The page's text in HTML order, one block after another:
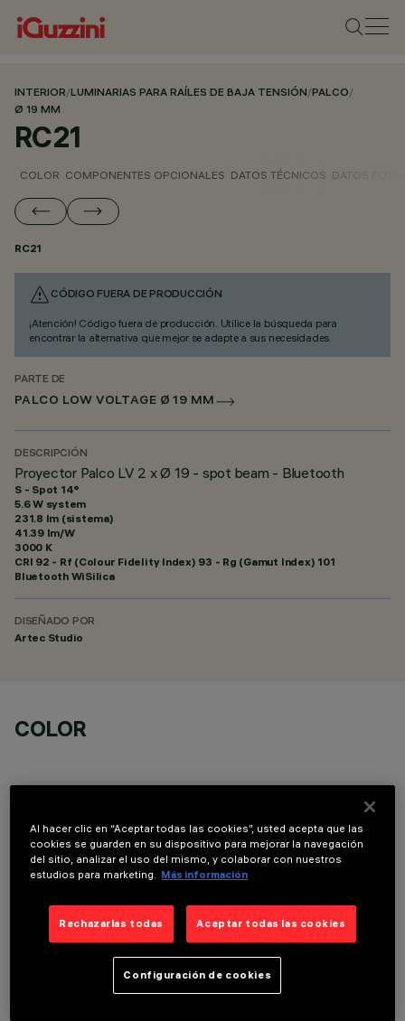
INTERIOR/LUMINARIAS PARA RAÍLES DE BAJA TENSIÓN/PALCO/
Ø 19 MM
RC21
COLOR COMPONENTES OPCIONALES DATOS TÉCNICOS DATOS
RC21
CÓDIGO FUERA DE PRODUCCIÓN
¡Atención! Código fuera de producción. Utilice la búsqueda para
encontrar la alternativa que mejor se adapte a sus necesidades.
PARTE DE
PALCO LOW VOLTAGE Ø 19 MM
DESCRIPCIÓN
Proyector Palco LV 2 x Ø 19 - spot beam - Bluetooth
S - Spot 14°
5.6 W system
231.8 lm (sistema)
41.39 lm/W
3000 K
CRI 92 - Rf (Colour Fidelity Index) 93 - Rg (Gamut Index) 101
Bluetooth WiSilica
DISEÑADO POR
Artec Studio
COLOR
COMPONENTES OPCIONALES
DATOS TÉCNICOS
Al hacer clic en “Aceptar todas las cookies”, usted acepta que las
cookies se guarden en su dispositivo para mejorar la navegación
del sitio, analizar el uso del mismo, y colaborar con nuestros
estudios para marketing. Más información
Rechazarlas todas Aceptar todas las cookies
Configuración de cookies